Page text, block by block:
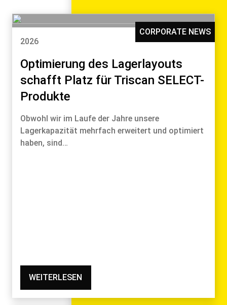
CORPORATE NEWS
2026
Optimierung des Lagerlayouts
schafft Platz für Triscan SELECT-
Produkte
Obwohl wir im Laufe der Jahre unsere
Lagerkapazität mehrfach erweitert und optimiert
haben, sind…
WEITERLESEN